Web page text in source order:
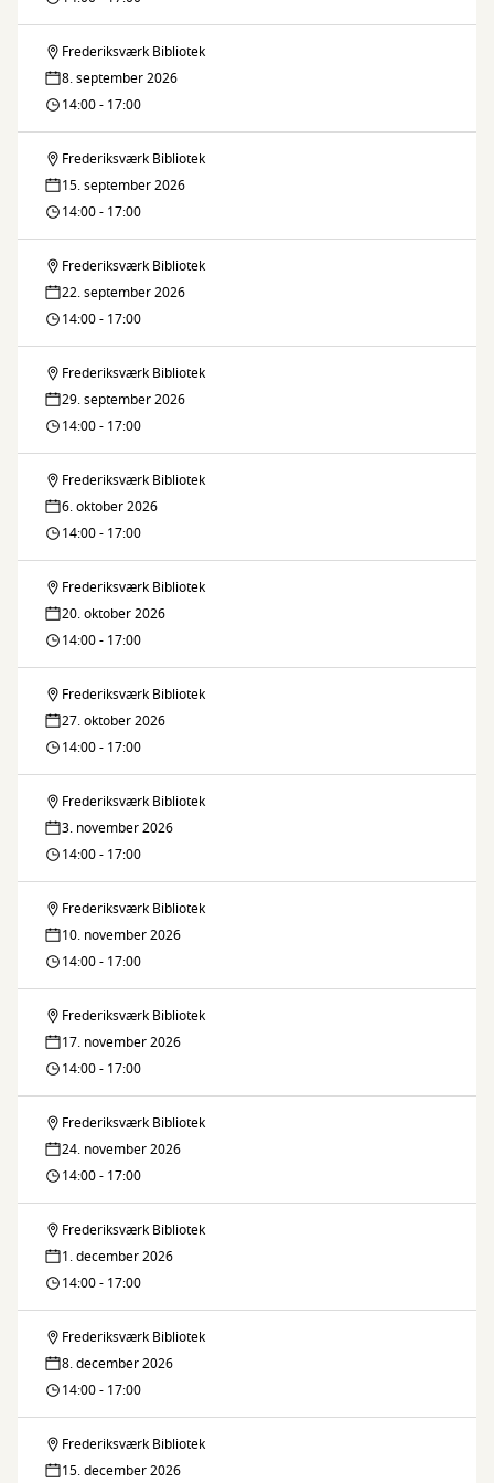
Lektiecafé
Frederiksværk Bibliotek
8. september 2026
14:00 - 17:00
Lektiecafé
Frederiksværk Bibliotek
15. september 2026
14:00 - 17:00
Lektiecafé
Frederiksværk Bibliotek
22. september 2026
14:00 - 17:00
Lektiecafé
Frederiksværk Bibliotek
29. september 2026
14:00 - 17:00
Lektiecafé
Frederiksværk Bibliotek
6. oktober 2026
14:00 - 17:00
Lektiecafé
Frederiksværk Bibliotek
20. oktober 2026
14:00 - 17:00
Lektiecafé
Frederiksværk Bibliotek
27. oktober 2026
14:00 - 17:00
Lektiecafé
Frederiksværk Bibliotek
3. november 2026
14:00 - 17:00
Lektiecafé
Frederiksværk Bibliotek
10. november 2026
14:00 - 17:00
Lektiecafé
Frederiksværk Bibliotek
17. november 2026
14:00 - 17:00
Lektiecafé
Frederiksværk Bibliotek
24. november 2026
14:00 - 17:00
Lektiecafé
Frederiksværk Bibliotek
1. december 2026
14:00 - 17:00
Lektiecafé
Frederiksværk Bibliotek
8. december 2026
14:00 - 17:00
Lektiecafé
Frederiksværk Bibliotek
15. december 2026